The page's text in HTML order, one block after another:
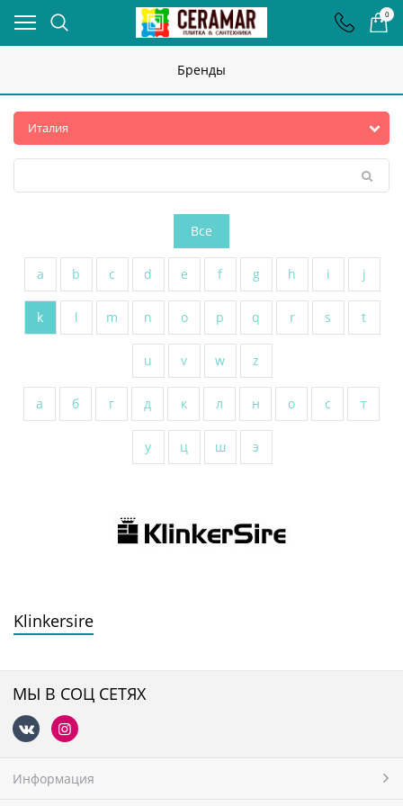
0
Бренды
Все
a b c d e f g h i j
k l m n o p q r s t
u v w z
а б г д к л н о с т
у ц ш э
Klinkersire
МЫ В СОЦ СЕТЯХ
Информация